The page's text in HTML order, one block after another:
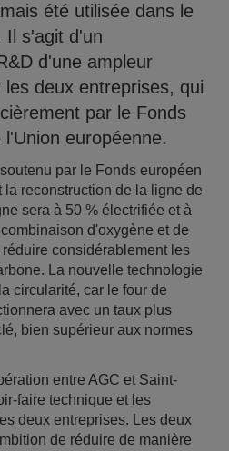
été utilisée dans le
Il s'agit d'un
d'une ampleur
deux entreprises, qui
par le Fonds
européenne.
par le Fonds européen
reconstruction de la ligne de
sera à 50 % électrifiée et à
d'oxygène et de
considérablement les
La nouvelle technologie
circularité, car le four de
avec un taux plus
bien supérieur aux normes
entre AGC et Saint-
faire technique et les
deux entreprises. Les deux
de réduire de manière